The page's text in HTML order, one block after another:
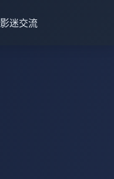
影迷交流